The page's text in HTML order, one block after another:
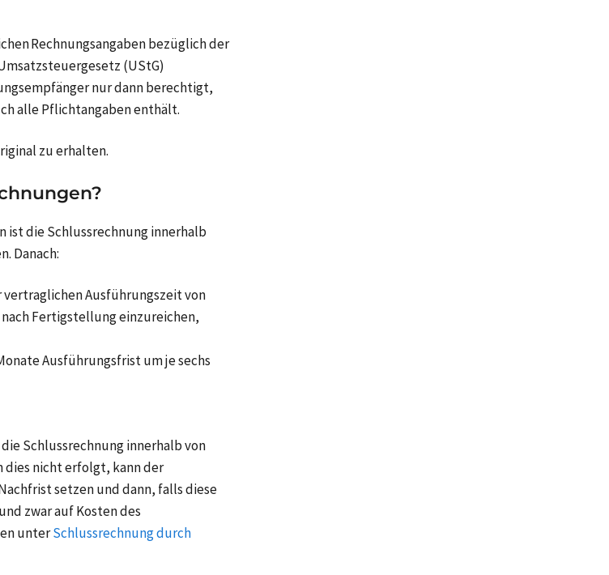
Rechnungsangaben bezüglich der
(UStG)
nur dann berechtigt,
alle Pflichtangaben enthält.
zu erhalten.
ist die Schlussrechnung innerhalb
Danach:
Ausführungszeit von
Fertigstellung einzureichen,
Ausführungsfrist um je sechs
Schlussrechnung innerhalb von
dies nicht erfolgt, kann der
setzen und dann, falls diese
zwar auf Kosten des
unterSchlussrechnung durch